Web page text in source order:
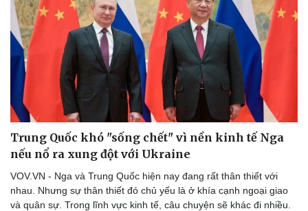
Trung Quốc khó "sống chết" vì nền kinh tế Nga
nếu nổ ra xung đột với Ukraine
VOV.VN - Nga và Trung Quốc hiện nay đang rất thân thiết với
nhau. Nhưng sự thân thiết đó chủ yếu là ở khía cạnh ngoại giao
và quân sự. Trong lĩnh vực kinh tế, câu chuyện sẽ khác đi nhiều.